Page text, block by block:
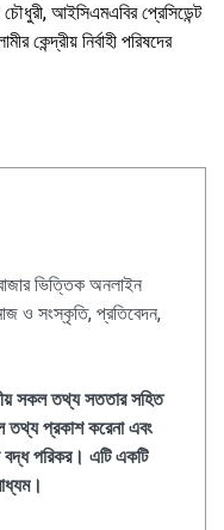
আইসিএমএবির প্রেসিডেন্ট
কেন্দ্রীয় নির্বাহী পরিষদের
ভিত্তিক অনলাইন
ও সংস্কৃতি, প্রতিবেদন,
সকল তথ্য সততার সহিত
তথ্য প্রকাশ করেনা এবং
বদ্ধ পরিকর। এটি একটি